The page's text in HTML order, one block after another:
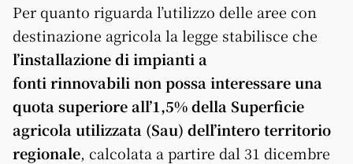
Per quanto riguarda l’utilizzo delle aree con
destinazione agricola la legge stabilisce che
l’installazione di impianti a
fonti rinnovabili non possa interessare una
quota superiore all’1,5% della Superficie
agricola utilizzata (Sau) dell’intero territorio
regionale, calcolata a partire dal 31 dicembre